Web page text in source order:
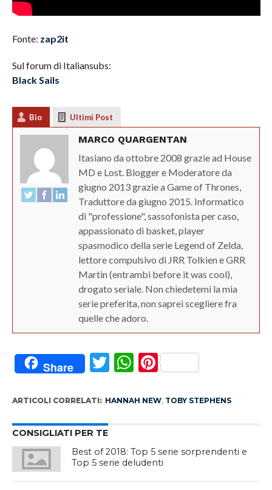
Fonte: zap2it
Sul forum di Italiansubs:
Black Sails
Bio Ultimi Post
MARCO QUARGENTAN
Itasiano da ottobre 2008 grazie ad House
MD e Lost. Blogger e Moderatore da
giugno 2013 grazie a Game of Thrones,
Traduttore da giugno 2015. Informatico
di "professione", sassofonista per caso,
appassionato di basket, player
spasmodico della serie Legend of Zelda,
lettore compulsivo di JRR Tolkien e GRR
Martin (entrambi before it was cool),
drogato seriale. Non chiedetemi la mia
serie preferita, non saprei scegliere fra
quelle che adoro.
Share Twitter
WhatsApp
Pinterest
ARTICOLI CORRELATI: HANNAH NEW, TOBY STEPHENS
CONSIGLIATI PER TE
Best of 2018: Top 5 serie sorprendenti e
Top 5 serie deludenti